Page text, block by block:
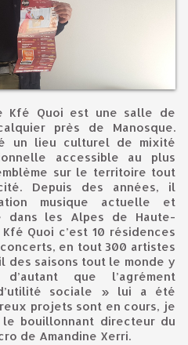
près de Manosque.
un lieu culturel de mixité
accessible au plus
sur le territoire tout
Depuis des années, il
musique actuelle et
dans les Alpes de Haute-
Quoi c’est 10 résidences
en tout 300 artistes
des saisons tout le monde y
que l’agrément
sociale » lui a été
projets sont en cours, je
bouillonnant directeur du
de Amandine Xerri.